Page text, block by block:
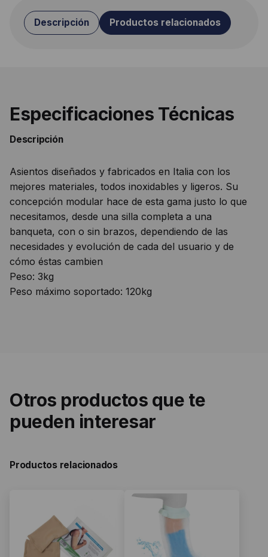
Descripción Productos relacionados
Especificaciones Técnicas
Descripción
Asientos diseñados y fabricados en Italia con los
mejores materiales, todos inoxidables y ligeros. Su
concepción modular hace de esta gama justo lo que
necesitamos, desde una silla completa a una
banqueta, con o sin brazos, dependiendo de las
necesidades y evolución de cada del usuario y de
cómo éstas cambien
Peso: 3kg
Peso máximo soportado: 120kg
Otros productos que te
pueden interesar
Productos relacionados
producto
tiene
múltiples